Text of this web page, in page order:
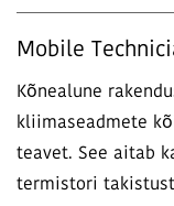
Mobile
Kõnealune
kliimaseadmete
teavet. See aitab
termistori